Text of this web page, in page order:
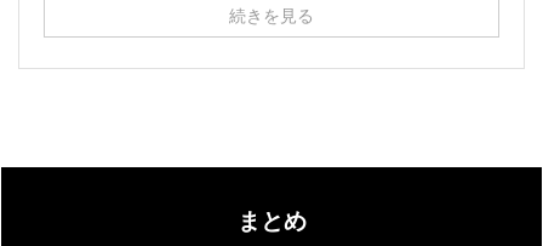
続きを見る
まとめ